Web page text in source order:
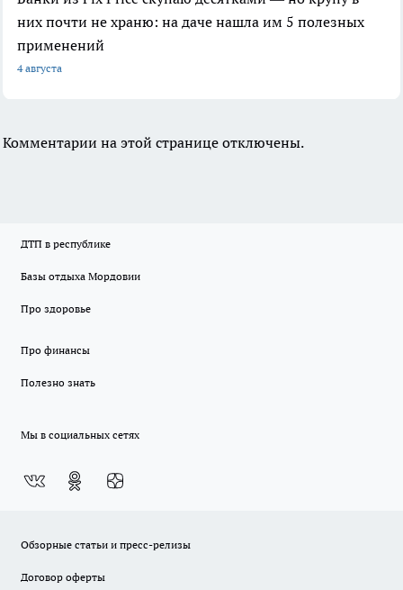
них почти не храню: на даче нашла им 5 полезных
применений
4 августа
Комментарии на этой странице отключены.
ДТП в республике
Базы отдыха Мордовии
Про здоровье
Про финансы
Полезно знать
Мы в социальных сетях
Обзорные статьи и пресс-релизы
Договор оферты